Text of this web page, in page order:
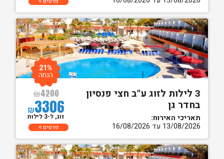
3 לילות לזוג ע"ב חצי פנסיון
בחדר גן
תאריכי האירוח:
13/08/2026 עד 16/08/2026
₪4200
₪3306
21%
הנחה
זוג, ל-3 לילות
פרטים